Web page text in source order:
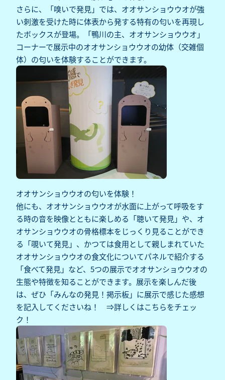
さらに、「嗅いで発見」では、オオサンショウウオが強
い刺激を受けた時に体表から発する特有の匂いを再現し
たボックスが登場。「鴨川の主、オオサンショウウオ」
コーナーで展示中のオオサンショウウオの幼体（交雑個
体）の匂いを体験することができます。
オオサンショウウオの匂いを体験！
他にも、オオサンショウウオが水面に上がって呼吸をす
る時の音を映像とともに楽しめる「聴いて発見」や、オ
オサンショウウオの骨格標本をじっくり見ることができ
る「覗いて発見」、かつては食用として親しまれていた
オオサンショウウオの食文化についてパネルで紹介する
「食べて発見」など、5つの展示でオオサンショウウオの
生態や特徴を知ることができます。展示を楽しんだ後
は、ぜひ「みんなの発見！掲示板」に展示で感じた感想
を記入してくださいね！ ⇒詳しくはこちらをチェッ
ク！